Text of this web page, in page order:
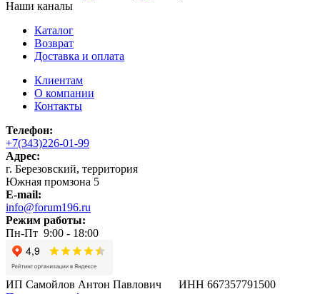
Наши каналы
Каталог
Возврат
Доставка и оплата
Клиентам
О компании
Контакты
Телефон:
+7(343)226-01-99
Адрес:
г. Березовский, территория
Южная промзона 5
E-mail:
info@forum196.ru
Режим работы:
Пн-Пт 9:00 - 18:00
ИП Самойлов Антон Павлович ИНН 667357791500